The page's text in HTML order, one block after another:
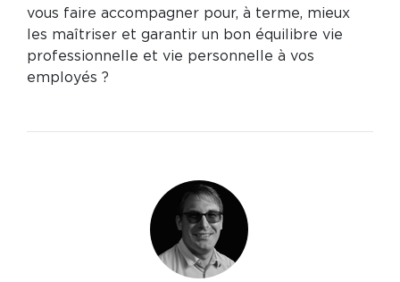
vous faire accompagner pour, à terme, mieux
les maîtriser et garantir un bon équilibre vie
professionnelle et vie personnelle à vos
employés ?